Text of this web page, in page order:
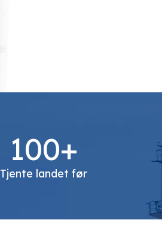
100+
Tjente landet før